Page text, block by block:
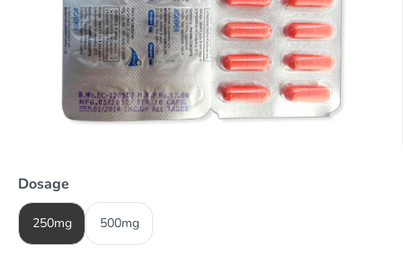
Dosage
250mg 500mg